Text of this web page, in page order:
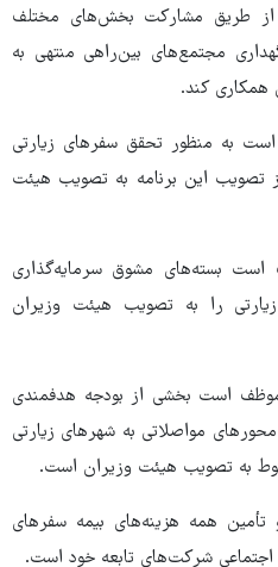
از طریق مشارکت بخش‌های مختلف
مجتمع‌های بین‌راهی منتهی به
همکاری کند.
به منظور تحقق سفرهای زیارتی
تصویب این برنامه به تصویب هیئت
بسته‌های مشوق سرمایه‌گذاری
را به تصویب هیئت وزیران
است بخشی از بودجه هدفمندی
مواصلاتی به شهرهای زیارتی
به تصویب هیئت وزیران است.
همه هزینه‌های بیمه سفرهای
شرکت‌های تابعه خود است.